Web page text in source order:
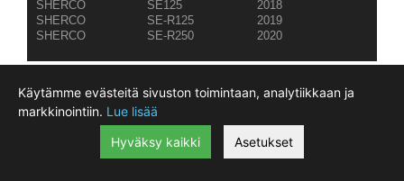
Käytämme evästeitä sivuston toimintaan, analytiikkaan ja
markkinointiin. Lue lisää
Hyväksy kaikki
Asetukset
SHERCO
SE125
2018
SHERCO
SE-R125
2019
SHERCO
SE-R250 2020